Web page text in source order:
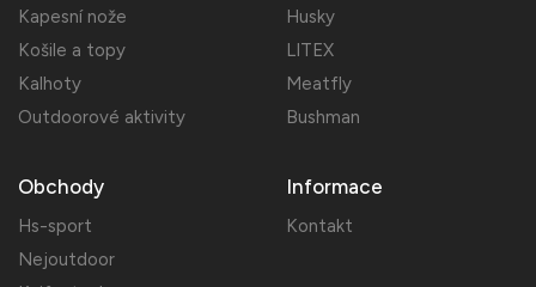
Kapesní nože
Košile a topy
Kalhoty
Outdoorové aktivity
Husky
LITEX
Meatfly
Bushman
Obchody
Hs-sport
Nejoutdoor
Informace
Kontakt